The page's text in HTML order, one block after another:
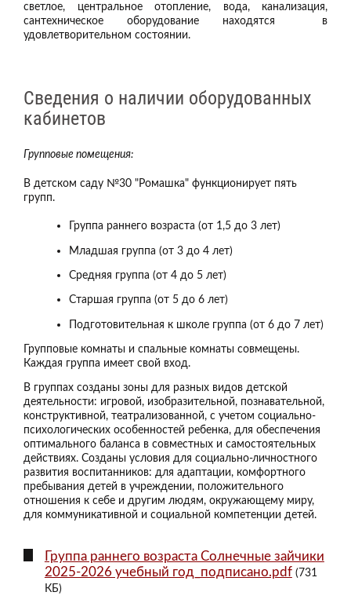
светлое, центральное отопление, вода, канализация,
сантехническое оборудование находятся в
удовлетворительном состоянии.
Сведения о наличии оборудованных
кабинетов
Групповые помещения:
В детском саду №30 "Ромашка" функционирует пять
групп.
Группа раннего возраста (от 1,5 до 3 лет)
Младшая группа (от 3 до 4 лет)
Средняя группа (от 4 до 5 лет)
Старшая группа (от 5 до 6 лет)
Подготовительная к школе группа (от 6 до 7 лет)
Групповые комнаты и спальные комнаты совмещены.
Каждая группа имеет свой вход.
В группах созданы зоны для разных видов детской
деятельности: игровой, изобразительной, познавательной,
конструктивной, театрализованной, с учетом социально-
психологических особенностей ребенка, для обеспечения
оптимального баланса в совместных и самостоятельных
действиях. Созданы условия для социально-личностного
развития воспитанников: для адаптации, комфортного
пребывания детей в учреждении, положительного
отношения к себе и другим людям, окружающему миру,
для коммуникативной и социальной компетенции детей.
Группа раннего возраста Солнечные зайчики
2025-2026 учебный год_подписано.pdf (731
КБ)